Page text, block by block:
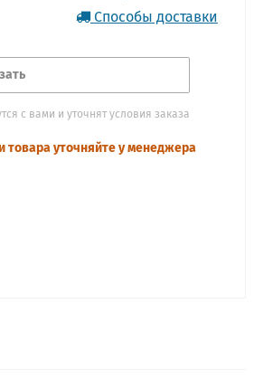
Способы доставки
с вами и уточнят условия заказа
товара уточняйте у менеджера